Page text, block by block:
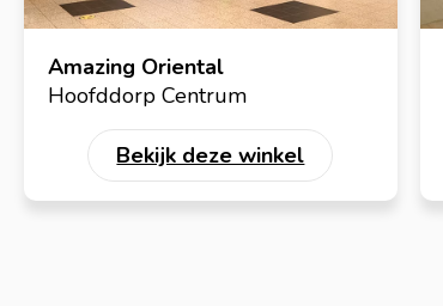
Amazing Oriental
Hoofddorp Centrum
Bekijk deze winkel